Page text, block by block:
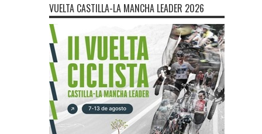
VUELTA CASTILLA-LA MANCHA LEADER 2026